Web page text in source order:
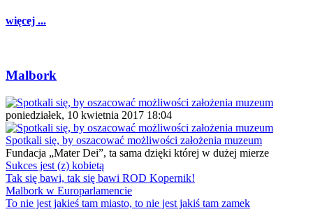
więcej ...
Malbork
poniedziałek, 10 kwietnia 2017 18:04
Spotkali się, by oszacować możliwości założenia muzeum
Fundacja „Mater Dei”, ta sama dzięki której w dużej mierze
Sukces jest (z) kobietą
Tak się bawi, tak się bawi ROD Kopernik!
Malbork w Europarlamencie
To nie jest jakieś tam miasto, to nie jest jakiś tam zamek